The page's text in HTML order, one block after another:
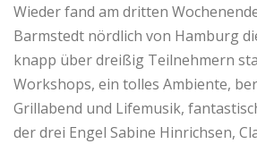
Wieder fand am dritten
Barmstedt nördlich von Hamburg
knapp über dreißig Teilnehmern
Workshops, ein tolles Ambiente,
Grillabend und Lifemusik,
der drei Engel Sabine Hinrichsen,